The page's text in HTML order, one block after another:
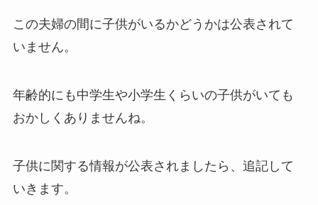
この夫婦の間に子供がいるかどうかは公表されて
いません。
年齢的にも中学生や小学生くらいの子供がいても
おかしくありませんね。
子供に関する情報が公表されましたら、追記して
いきます。